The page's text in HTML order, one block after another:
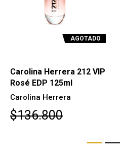
AGOTADO
Carolina Herrera 212 VIP
Rosé EDP 125ml
Carolina Herrera
$136.800